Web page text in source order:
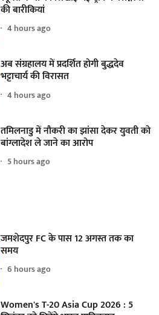
की बारीकियां
4 hours ago
अब संग्रहालय में प्रदर्शित होगी बुद्धदेव
भट्टाचार्य की विरासत
4 hours ago
तमिलनाडु में नौकरी का झांसा देकर युवती को
बांग्लादेश ले जाने का आरोप
5 hours ago
जमशेदपुर FC के पास 12 अगस्त तक का
समय
6 hours ago
Women's T-20 Asia Cup 2026 : 5